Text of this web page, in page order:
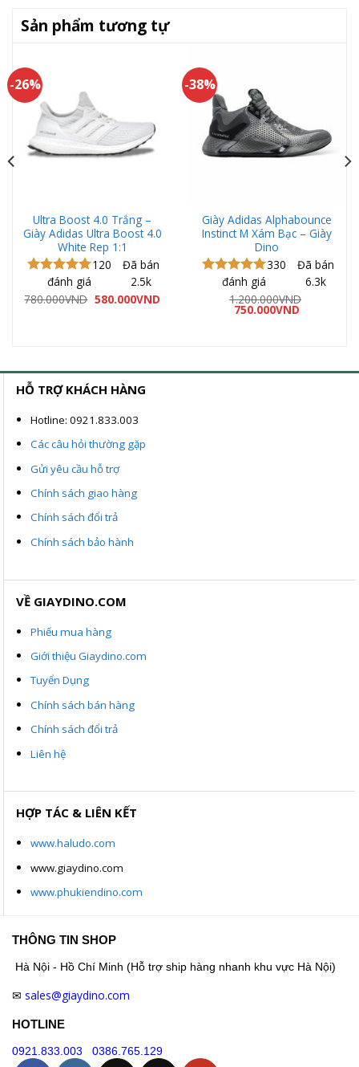
Sản phẩm tương tự
-26%
Ultra Boost 4.0 Trắng –
Giày Adidas Ultra Boost 4.0
White Rep 1:1
Được xếp
hạng5.00
120
đánh giá
Đã bán
2.5k
780.000VND Giá
580.000VNDGiá
-38%
Giày Adidas Alphabounce
Instinct M Xám Bạc – Giày
Dino
Được xếp
hạng 5.00
330
đánh giá
Đã bán
6.3k
1.200.000VND
Giá
750.000VND
HỖ TRỢ KHÁCH HÀNG
Hotline: 0921.833.003
Các câu hỏi thường gặp
Gửi yêu cầu hỗ trợ
Chính sách giao hàng
Chính sách đổi trả
Chính sách bảo hành
VỀ GIAYDINO.COM
Phiếu mua hàng
Giới thiệu Giaydino.com
Tuyển Dụng
Chính sách bán hàng
Chính sách đổi trả
Liên hệ
HỢP TÁC & LIÊN KẾT
www.haludo.com
www.giaydino.com
www.phukiendino.com
THÔNG TIN SHOP
Hà Nội - Hồ Chí Minh (Hỗ trợ ship hàng nhanh khu vực Hà Nội)
✉ sales@giaydino.com
HOTLINE
0921.833.003 0386.765.129